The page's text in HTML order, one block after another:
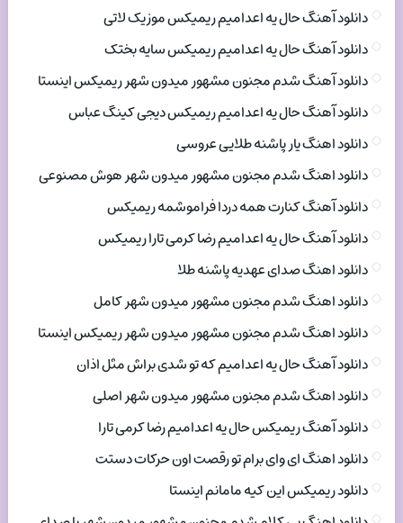
دانلود آهنگ حال یه اعدامیم ریمیکس موزیک لاتی
دانلود آهنگ حال یه اعدامیم ریمیکس سایه بختک
دانلود آهنگ شدم مجنون مشهور میدون شهر ریمیکس اینستا
دانلود آهنگ حال یه اعدامیم ریمیکس دیجی کینگ عباس
دانلود اهنگ یار پاشنه طلایی عروسی
دانلود اهنگ شدم مجنون مشهور میدون شهر هوش مصنوعی
دانلود آهنگ کنارت همه دردا فراموشمه ریمیکس
دانلود آهنگ حال یه اعدامیم رضا کرمی تارا ریمیکس
دانلود اهنگ صدای عهدیه پاشنه طلا
دانلود اهنگ شدم مجنون مشهور میدون شهر کامل
دانلود اهنگ شدم مجنون مشهور میدون شهر ریمیکس اینستا
دانلود آهنگ حال یه اعدامیم که تو شدی براش مثل اذان
دانلود اهنگ شدم مجنون مشهور میدون شهر اصلی
دانلود آهنگ ریمیکس حال یه اعدامیم رضا کرمی تارا
دانلود اهنگ ای وای برام تو رقصت اون حرکات دستت
دانلود ریمیکس این کیه مامانم اینستا